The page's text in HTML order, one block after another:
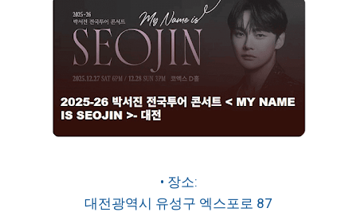
• 장소:
대전광역시 유성구 엑스포로 87